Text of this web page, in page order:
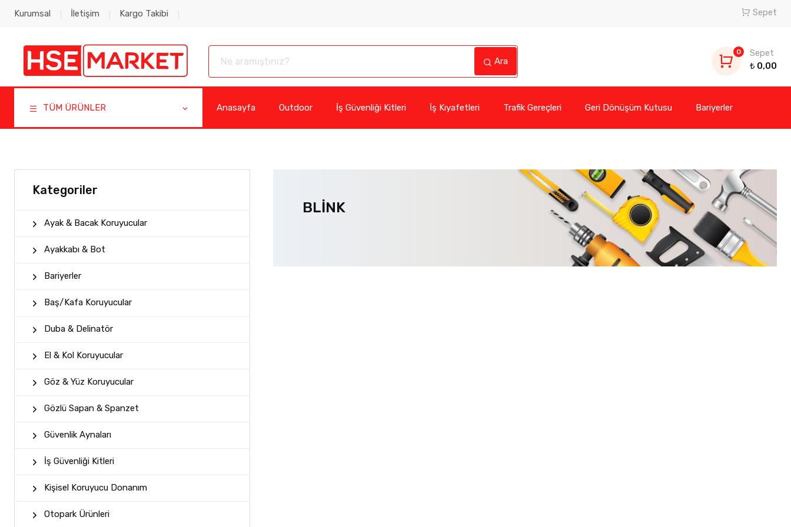
Kurumsal İletişim Kargo Takibi Sepet
Ara
0
Sepet
₺ 0,00
TÜM ÜRÜNLER Anasayfa Outdoor İş Güvenliği Kitleri İş Kıyafetleri Trafik Gereçleri Geri Dönüşüm Kutusu Bariyerler
Kategoriler
Ayak & Bacak Koruyucular
Ayakkabı & Bot
Bariyerler
Baş/Kafa Koruyucular
Duba & Delinatör
El & Kol Koruyucular
Göz & Yüz Koruyucular
Gözlü Sapan & Spanzet
Güvenlik Aynaları
İş Güvenliği Kitleri
Kişisel Koruyucu Donanım
Otopark Ürünleri
BLİNK